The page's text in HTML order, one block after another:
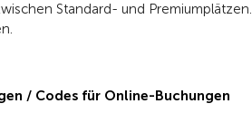
Standard- und Premiumplätzen.
/ Codes für Online-Buchungen